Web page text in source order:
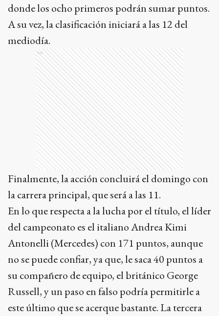
donde los ocho primeros podrán sumar puntos.
A su vez, la clasificación iniciará a las 12 del
mediodía.
Ads
Finalmente, la acción concluirá el domingo con
la carrera principal, que será a las 11.
En lo que respecta a la lucha por el título, el líder
del campeonato es el italiano Andrea Kimi
Antonelli (Mercedes) con 171 puntos, aunque
no se puede confiar, ya que, le saca 40 puntos a
su compañero de equipo, el británico George
Russell, y un paso en falso podría permitirle a
este último que se acerque bastante. La tercera